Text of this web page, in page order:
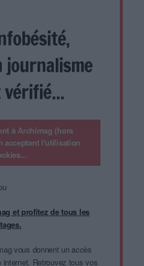
journalisme
à Archimag (hors
acceptant l'utilisation
et profitez de tous les
vous donnent un accès
Retrouvez tous vos